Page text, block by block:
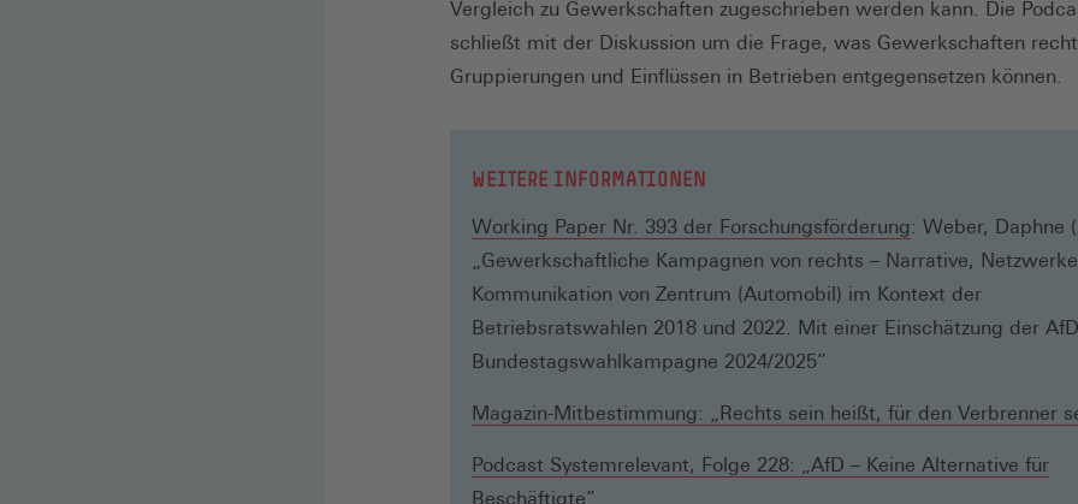
Vergleich zu Gewerkschaften zugeschrieben werden kann. Die
schließt mit der Diskussion um die Frage, was Gewerkschaften
Gruppierungen und Einflüssen in Betrieben entgegensetzen können.
WEITERE INFORMATIONEN
Working Paper Nr. 393 der Forschungsförderung(Öffnet
in
einem
neuen
: Weber, Daphne
„Gewerkschaftliche Kampagnen von rechts – Narrative,
Kommunikation von Zentrum (Automobil) im Kontext der
Betriebsratswahlen 2018 und 2022. Mit einer Einschätzung der
Bundestagswahlkampagne 2024/2025”
Magazin-Mitbestimmung: „Rechts sein heißt, für den Verbrenner
Podcast Systemrelevant, Folge 228: „AfD – Keine Alternative für
Beschäftigte”